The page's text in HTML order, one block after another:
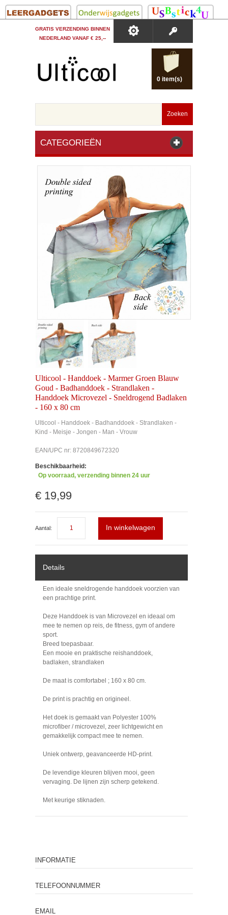
GRATIS VERZENDING BINNEN
NEDERLAND VANAF € 25,--
0 item(s)
Zoeken
CATEGORIEËN
Ulticool - Handdoek - Marmer Groen Blauw
Goud - Badhanddoek - Strandlaken -
Handdoek Microvezel - Sneldrogend Badlaken
- 160 x 80 cm
Ulticool - Handdoek - Badhanddoek - Strandlaken -
Kind - Meisje - Jongen - Man - Vrouw
EAN/UPC nr: 8720849672320
Beschikbaarheid:
Op voorraad, verzending binnen 24 uur
€ 19,99
Aantal: In winkelwagen
Details
Een ideale sneldrogende handdoek voorzien van
een prachtige print.
Deze Handdoek is van Microvezel en ideaal om
mee te nemen op reis, de fitness, gym of andere
sport.
Breed toepasbaar.
Een mooie en praktische reishanddoek,
badlaken, strandlaken
De maat is comfortabel ; 160 x 80 cm.
De print is prachtig en origineel.
Het doek is gemaakt van Polyester 100%
microfiber / microvezel, zeer lichtgewicht en
gemakkelijk compact mee te nemen.
Uniek ontwerp, geavanceerde HD-print.
De levendige kleuren blijven mooi, geen
vervaging. De lijnen zijn scherp getekend.
Met keurige stiknaden.
INFORMATIE
TELEFOONNUMMER
EMAIL